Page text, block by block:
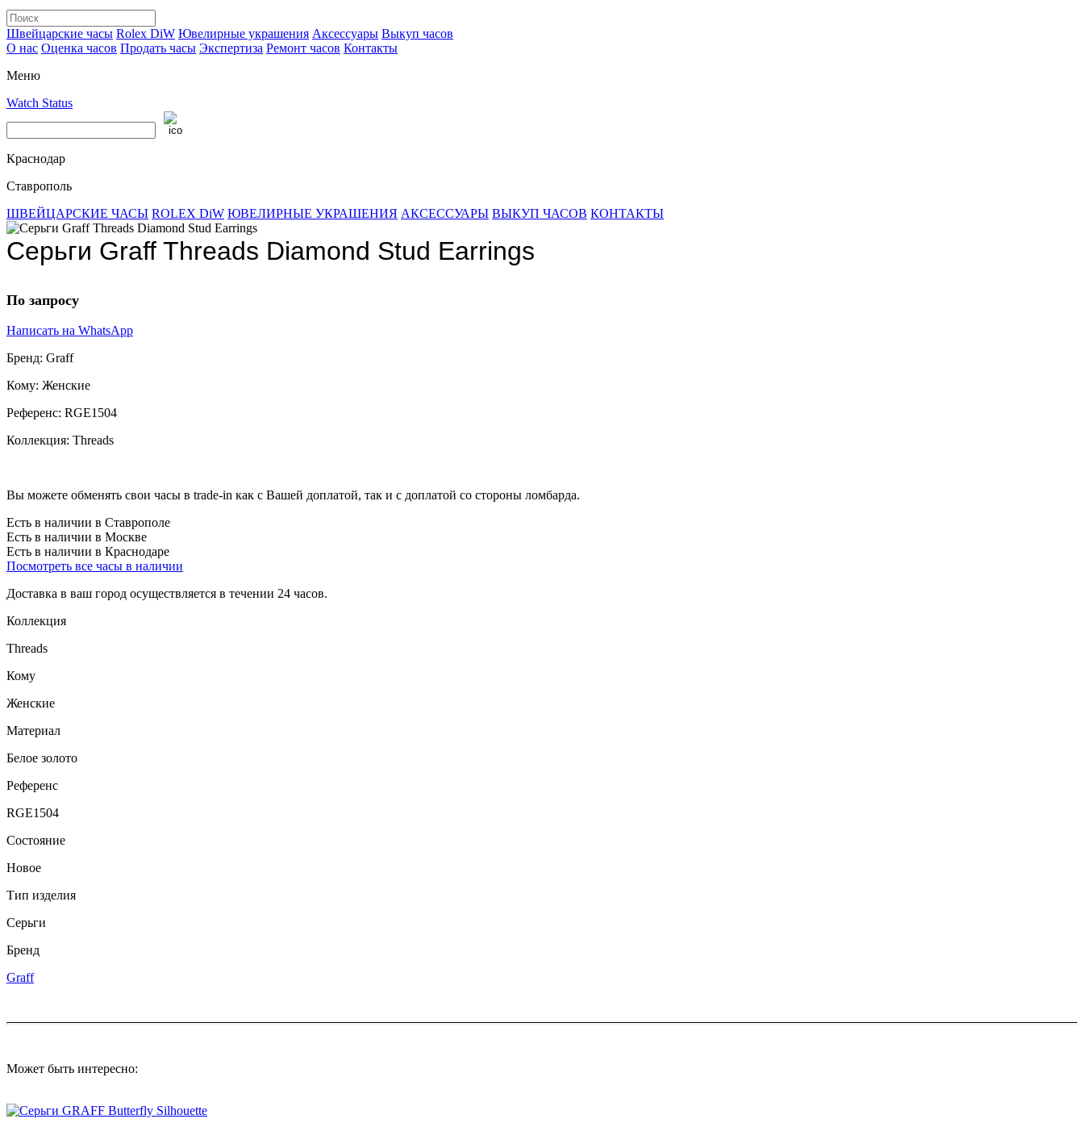
Швейцарские часы Rolex DiW Ювелирные украшения Аксессуары Выкуп часов
О нас Оценка часов Продать часы Экспертиза Ремонт часов Контакты
Меню
Watch Status
Краснодар
Ставрополь
ШВЕЙЦАРСКИЕ ЧАСЫ ROLEX DiW ЮВЕЛИРНЫЕ УКРАШЕНИЯ АКСЕССУАРЫ ВЫКУП ЧАСОВ КОНТАКТЫ
Серьги Graff Threads Diamond Stud Earrings
По запросу
Написать на WhatsApp
Бренд: Graff
Кому: Женские
Референс: RGE1504
Коллекция: Threads
Вы можете обменять свои часы в trade-in как с Вашей доплатой, так и с доплатой со стороны ломбарда.
Есть в наличии в Ставрополе
Есть в наличии в Москве
Есть в наличии в Краснодаре
Посмотреть все часы в наличии
Доставка в ваш город осуществляется в течении 24 часов.
Коллекция
Threads
Кому
Женские
Материал
Белое золото
Референс
RGE1504
Состояние
Новое
Тип изделия
Серьги
Бренд
Graff
Может быть интересно: